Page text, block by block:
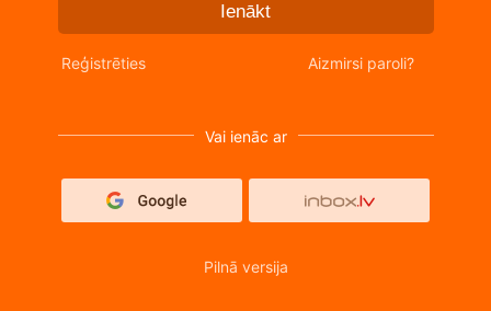
Ienākt
Reģistrēties Aizmirsi paroli?
Vai ienāc ar
Pilnā versija